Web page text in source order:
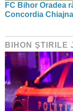
FC Bihor Oradea
Concordia Chiajna
BIHON ŞTIRILE